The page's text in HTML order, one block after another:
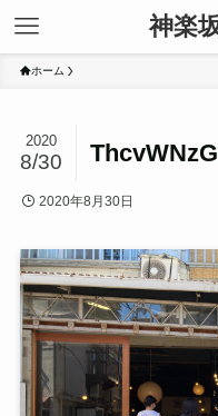
神楽
ホーム
2020
8/30
2020年8月30日